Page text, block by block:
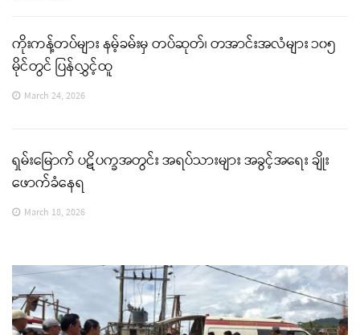
ကိုးကန့်တပ်များ နမ့်ခမ်းမှ တပ်ဆုတ်၊ တအာင်းအလံများ ၁၀၅
မိုင်တွင် ပြန်လွှင့်ထူ
March 24, 2026
ရှမ်းမြောက် ပဋိပက္ခအတွင်း အရပ်သားများ အခွင့်အရေး ချိုး
ဖောက်ခံနေရ
March 18, 2026